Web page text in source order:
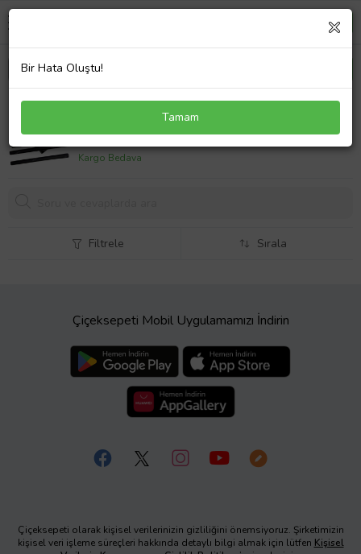
Karcher Uyumlu MV 2 Elektrikli Süpürücü Emici Yer
Fırçası Plastik Borusu
714,80 TL
Kargo Bedava
Filtrele Sırala
Çiçeksepeti Mobil Uygulamamızı İndirin
Çiçeksepeti olarak kişisel verilerinizin gizliliğini önemsiyoruz. Şirketimizin
kişisel veri işleme süreçleri hakkında detaylı bilgi almak için lütfen Kişisel
Bir Hata Oluştu!
Tamam